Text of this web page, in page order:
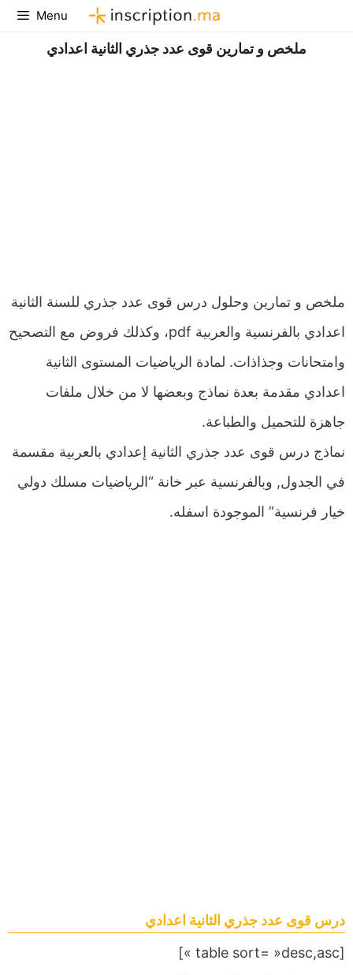
Aller
au
contenu
Menu
ملخص و تمارين قوى عدد جذري الثانية اعدادي
ملخص و تمارين وحلول درس قوى عدد جذري للسنة الثانية
اعدادي بالفرنسية والعربية pdf، وكذلك فروض مع التصحيح
وامتحانات وجذاذات. لمادة الرياضيات المستوى الثانية
اعدادي مقدمة بعدة نماذج وبعضها لا من خلال ملفات
جاهزة للتحميل والطباعة.
نماذج درس قوى عدد جذري الثانية إعدادي بالعربية مقسمة
في الجدول, وبالفرنسية عبر خانة “الرياضيات مسلك دولي
خيار فرنسية” الموجودة اسفله.
درس قوى عدد جذري الثانية اعدادي
[table sort= »desc,asc »]